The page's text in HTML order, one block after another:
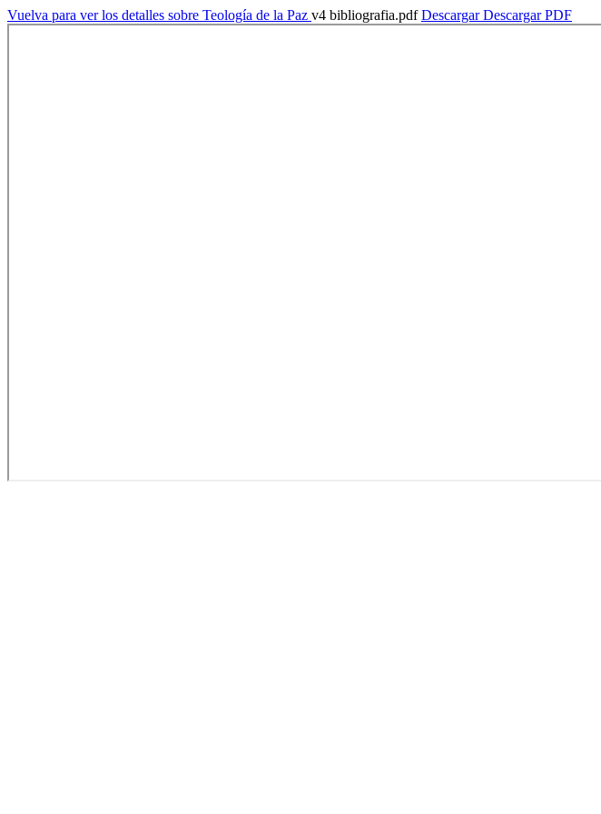
Vuelva para ver los detalles sobre Teología de la Paz v4 bibliografia.pdfDescargarDescargar PDF